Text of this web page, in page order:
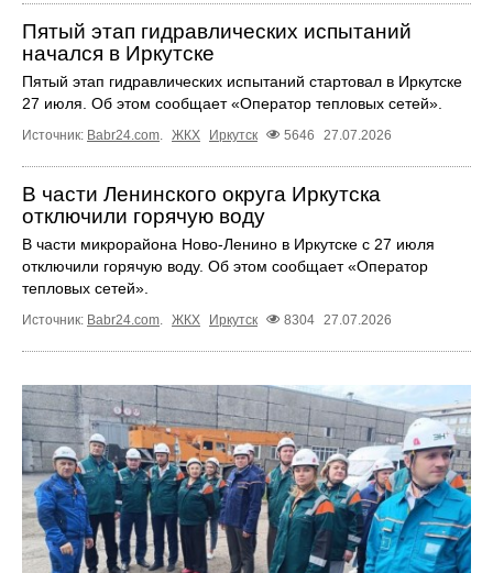
Пятый этап гидравлических испытаний
начался в Иркутске
Пятый этап гидравлических испытаний стартовал в Иркутске
27 июля. Об этом сообщает «Оператор тепловых сетей».
Источник: Babr24.com. ЖКХ Иркутск 5646 27.07.2026
В части Ленинского округа Иркутска
отключили горячую воду
В части микрорайона Ново‑Ленино в Иркутске с 27 июля
отключили горячую воду. Об этом сообщает «Оператор
тепловых сетей».
Источник: Babr24.com. ЖКХ Иркутск 8304 27.07.2026